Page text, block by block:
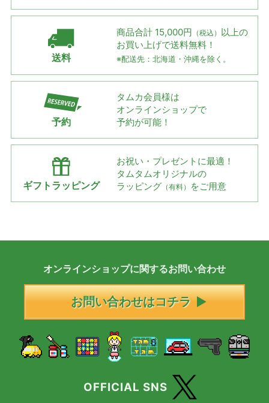
送料
商品合計 15,000円 （税込） 以上の
お買い上げで送料無料！
※配送先：北海道・沖縄を除く。
予約
タムカ会員様は
オンラインショップで
予約が可能！
ギフトラッピング
お祝い・プレゼントに最適！
タムタムオリジナルの
ラッピング （有料） をご用意
オンラインショップに関するお問い合わせ
お問い合わせはコチラ
OFFICIAL SNS